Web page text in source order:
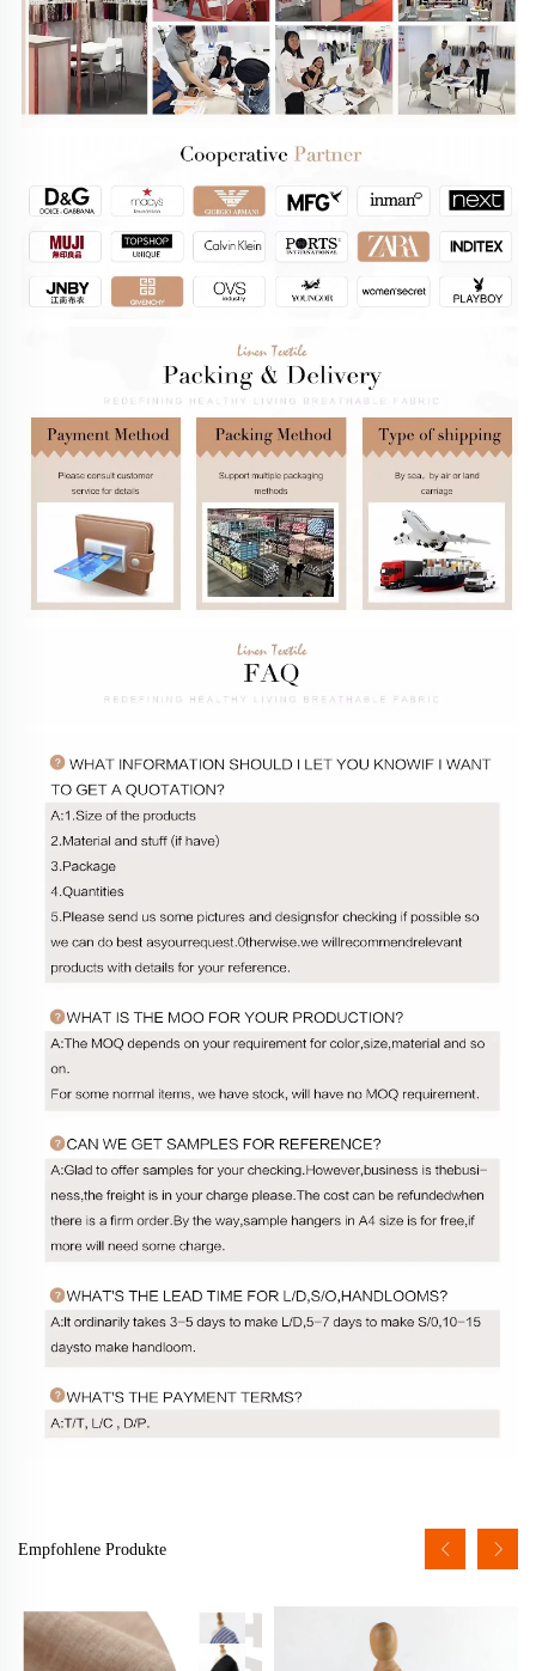
Empfohlene Produkte